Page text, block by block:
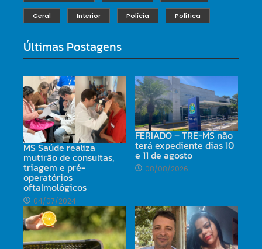
Geral Interior Polícia Política
Últimas Postagens
MS Saúde realiza
mutirão de consultas,
triagem e pré-
operatórios
oftalmológicos
04/07/2024
FERIADO – TRE-MS não
terá expediente dias 10
e 11 de agosto
08/08/2026